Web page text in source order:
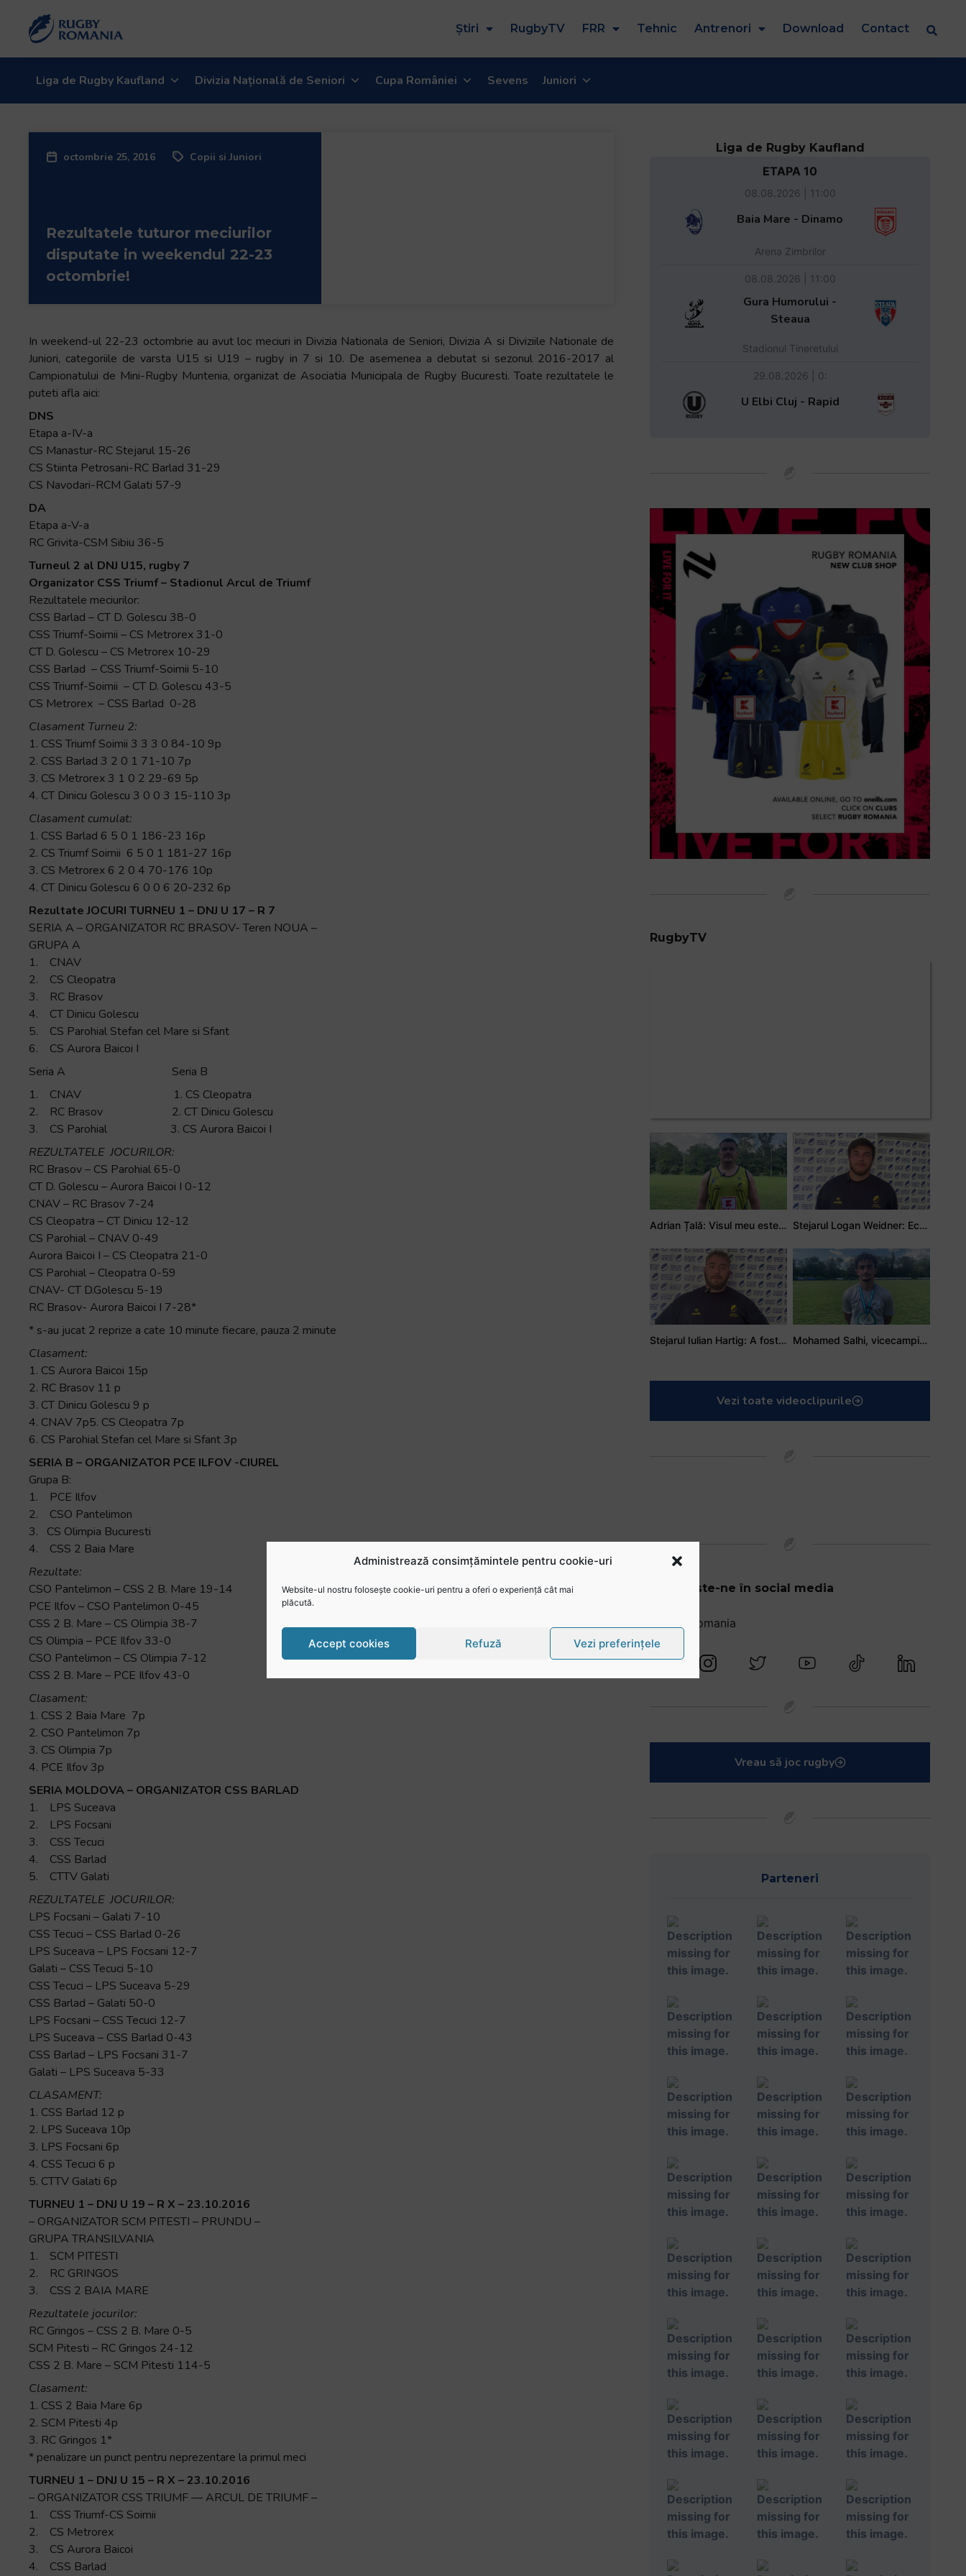
cititorul
Accessibility
Accessibility,
apăsați
Această
comandă
rapidă
activează
cititorul
pentru
navigați
interacționați
Administrează consimțămintele pentru cookie-uri
Website-ul nostru folosește cookie-uri pentru a oferi o experiență cât mai
plăcută.
Accept cookies Refuză Vezi preferințele
Știri RugbyTV FRR Tehnic Antrenori Download Contact
Liga de Rugby Kaufland Divizia Națională de Seniori Cupa României Sevens Juniori
octombrie 25, 2016 Copii si Juniori
Rezultatele tuturor meciurilor
disputate in weekendul 22-23
octombrie!
In weekend-ul 22-23 octombrie au avut loc meciuri in Divizia Nationala de Seniori, Divizia A si Diviziile Nationale de
Juniori, categoriile de varsta U15 si U19 – rugby in 7 si 10. De asemenea a debutat si sezonul 2016-2017 al
Campionatului de Mini-Rugby Muntenia, organizat de Asociatia Municipala de Rugby Bucuresti. Toate rezultatele le
puteti afla aici:
DNS
Etapa a-IV-a
CS Manastur-RC Stejarul 15-26
CS Stiinta Petrosani-RC Barlad 31-29
CS Navodari-RCM Galati 57-9
DA
Etapa a-V-a
RC Grivita-CSM Sibiu 36-5
Turneul 2 al DNJ U15, rugby 7
Organizator CSS Triumf – Stadionul Arcul de Triumf
Rezultatele meciurilor:
CSS Barlad – CT D. Golescu 38-0
CSS Triumf-Soimii – CS Metrorex 31-0
CT D. Golescu – CS Metrorex 10-29
CSS Barlad – CSS Triumf-Soimii 5-10
CSS Triumf-Soimii – CT D. Golescu 43-5
CS Metrorex – CSS Barlad 0-28
Clasament Turneu 2:
1. CSS Triumf Soimii 3 3 3 0 84-10 9p
2. CSS Barlad 3 2 0 1 71-10 7p
3. CS Metrorex 3 1 0 2 29-69 5p
4. CT Dinicu Golescu 3 0 0 3 15-110 3p
Clasament cumulat:
1. CSS Barlad 6 5 0 1 186-23 16p
2. CS Triumf Soimii 6 5 0 1 181-27 16p
3. CS Metrorex 6 2 0 4 70-176 10p
4. CT Dinicu Golescu 6 0 0 6 20-232 6p
Rezultate JOCURI TURNEU 1 – DNJ U 17 – R 7
SERIA A – ORGANIZATOR RC BRASOV- Teren NOUA –
GRUPA A
1. CNAV
2. CS Cleopatra
3. RC Brasov
4. CT Dinicu Golescu
5. CS Parohial Stefan cel Mare si Sfant
6. CS Aurora Baicoi I
Seria A Seria B
1. CNAV 1. CS Cleopatra
2. RC Brasov 2. CT Dinicu Golescu
3. CS Parohial 3. CS Aurora Baicoi I
REZULTATELE JOCURILOR:
RC Brasov – CS Parohial 65-0
CT D. Golescu – Aurora Baicoi I 0-12
CNAV – RC Brasov 7-24
CS Cleopatra – CT Dinicu 12-12
CS Parohial – CNAV 0-49
Aurora Baicoi I – CS Cleopatra 21-0
CS Parohial – Cleopatra 0-59
CNAV- CT D.Golescu 5-19
RC Brasov- Aurora Baicoi I 7-28*
* s-au jucat 2 reprize a cate 10 minute fiecare, pauza 2 minute
Clasament:
1. CS Aurora Baicoi 15p
2. RC Brasov 11 p
3. CT Dinicu Golescu 9 p
4. CNAV 7p5. CS Cleopatra 7p
6. CS Parohial Stefan cel Mare si Sfant 3p
SERIA B – ORGANIZATOR PCE ILFOV -CIUREL
Grupa B:
1. PCE Ilfov
2. CSO Pantelimon
3. CS Olimpia Bucuresti
4. CSS 2 Baia Mare
Rezultate:
CSO Pantelimon – CSS 2 B. Mare 19-14
PCE Ilfov – CSO Pantelimon 0-45
CSS 2 B. Mare – CS Olimpia 38-7
CS Olimpia – PCE Ilfov 33-0
CSO Pantelimon – CS Olimpia 7-12
CSS 2 B. Mare – PCE Ilfov 43-0
Clasament:
1. CSS 2 Baia Mare 7p
2. CSO Pantelimon 7p
3. CS Olimpia 7p
4. PCE Ilfov 3p
SERIA MOLDOVA – ORGANIZATOR CSS BARLAD
1. LPS Suceava
2. LPS Focsani
3. CSS Tecuci
4. CSS Barlad
5. CTTV Galati
REZULTATELE JOCURILOR:
LPS Focsani – Galati 7-10
CSS Tecuci – CSS Barlad 0-26
LPS Suceava – LPS Focsani 12-7
Galati – CSS Tecuci 5-10
CSS Tecuci – LPS Suceava 5-29
CSS Barlad – Galati 50-0
LPS Focsani – CSS Tecuci 12-7
LPS Suceava – CSS Barlad 0-43
CSS Barlad – LPS Focsani 31-7
Galati – LPS Suceava 5-33
CLASAMENT:
1. CSS Barlad 12 p
2. LPS Suceava 10p
3. LPS Focsani 6p
4. CSS Tecuci 6 p
5. CTTV Galati 6p
TURNEU 1 – DNJ U 19 – R X – 23.10.2016
– ORGANIZATOR SCM PITESTI – PRUNDU –
GRUPA TRANSILVANIA
1. SCM PITESTI
2. RC GRINGOS
3. CSS 2 BAIA MARE
Rezultatele jocurilor:
RC Gringos – CSS 2 B. Mare 0-5
SCM Pitesti – RC Gringos 24-12
CSS 2 B. Mare – SCM Pitesti 114-5
Clasament:
1. CSS 2 Baia Mare 6p
2. SCM Pitesti 4p
3. RC Gringos 1*
* penalizare un punct pentru neprezentare la primul meci
TURNEU 1 – DNJ U 15 – R X – 23.10.2016
– ORGANIZATOR CSS TRIUMF –– ARCUL DE TRIUMF –
1. CSS Triumf-CS Soimii
2. CS Metrorex
3. CS Aurora Baicoi
4. CSS Barlad
Liga de Rugby Kaufland
ETAPA 10
08.08.2026 | 11:00
Baia Mare - Dinamo
Arena Zimbrilor
08.08.2026 | 11:00
Gura Humorului -
Steaua
Stadionul Tineretului
29.08.2026 | 0:
U Elbi Cluj - Rapid
RugbyTV
Adrian Țală: Visul meu este să debutez pentru România Stejarul Logan Weidner: Echipa a muncit mult, iar asta se va vedea în meciurile de la Nations Cup
Stejarul Iulian Hartig: A fost un turneu care a unit mai mult echipa Mohamed Salhi, vicecampion național juniori I: Rugby-ul te învață să accepți și înfrângerile
Vezi toate videoclipurile
Urmărește-ne în social media
@rugbyromania
Vreau să joc rugby
Parteneri